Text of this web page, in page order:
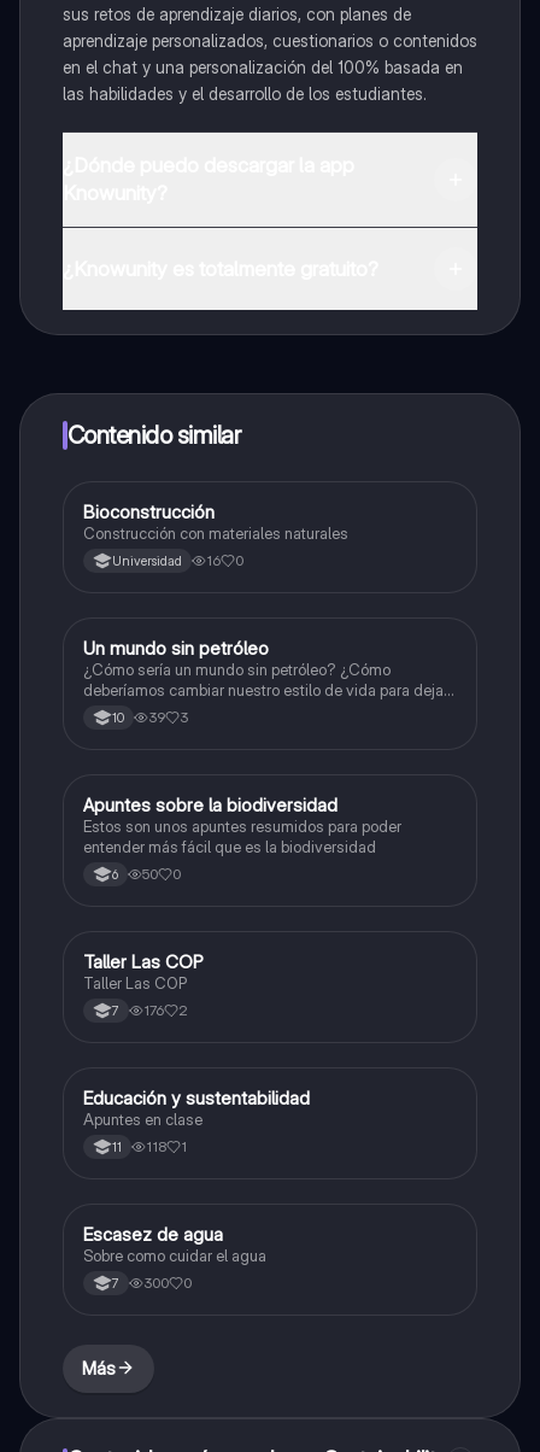
sus retos de aprendizaje diarios, con planes de
aprendizaje personalizados, cuestionarios o contenidos
en el chat y una personalización del 100% basada en
las habilidades y el desarrollo de los estudiantes.
a determinadas funciones.
Contenido similar
Biologia
Bioconstrucción
Construcción con materiales naturales
Universidad 16 0
Biologia
Un mundo sin petróleo
¿Cómo sería un mundo sin petróleo? ¿Cómo
deberíamos cambiar nuestro estilo de vida para dejar
de depender del petróleo?
10 39 3
Biologia
Apuntes sobre la biodiversidad
Estos son unos apuntes resumidos para poder
entender más fácil que es la biodiversidad
6 50 0
Química
Taller Las COP
Taller Las COP
7 176 2
Biologia
Educación y sustentabilidad
Apuntes en clase
11 118 1
Biologia
Escasez de agua
Sobre como cuidar el agua
7 300 0
Más